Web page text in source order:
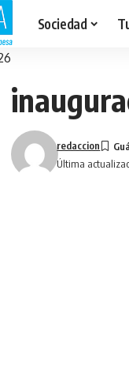
Sociedad
Última
redaccion